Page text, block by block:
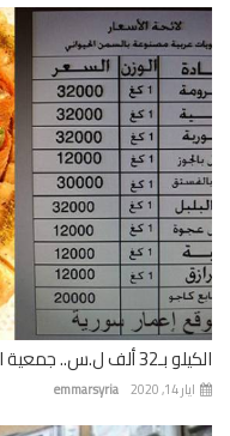
الحلويات: الأسعار أرخص من باقي...
emmarsyria